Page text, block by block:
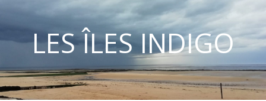
LES ÎLES INDIGO